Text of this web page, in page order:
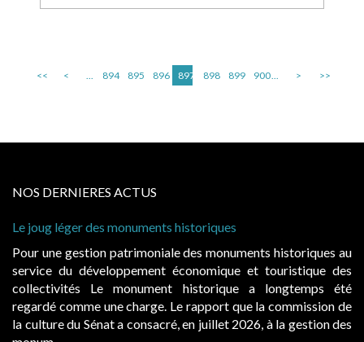
<< < ... 894 895 896 897 898 899 900... > >>
NOS DERNIERES ACTUS
des monuments historiques
gestion patrimoniale des monuments historiques au
du développement économique et touristique des
Le monument historique a longtemps été
comme une charge. Le rapport que la commission de
du Sénat a consacré, en juillet 2026, à la gestion des
également
public,